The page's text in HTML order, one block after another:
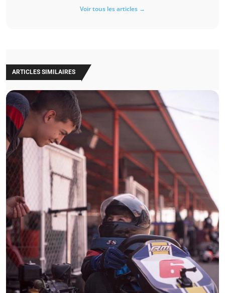
Voir tous les articles →
ARTICLES SIMILAIRES